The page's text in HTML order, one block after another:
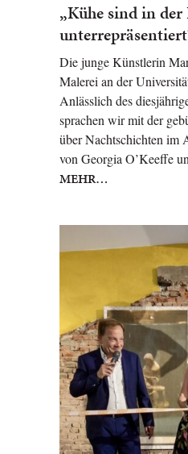
„Kühe sind in
Die junge Künstlerin
Malerei an der
Anlässlich des
sprachen wir mit der
über Nachtschichten im
von Georgia O’Keeffe
MEHR…